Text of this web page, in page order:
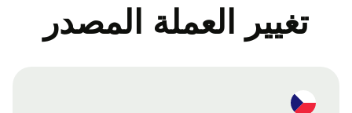
تغيير العملة المصدر